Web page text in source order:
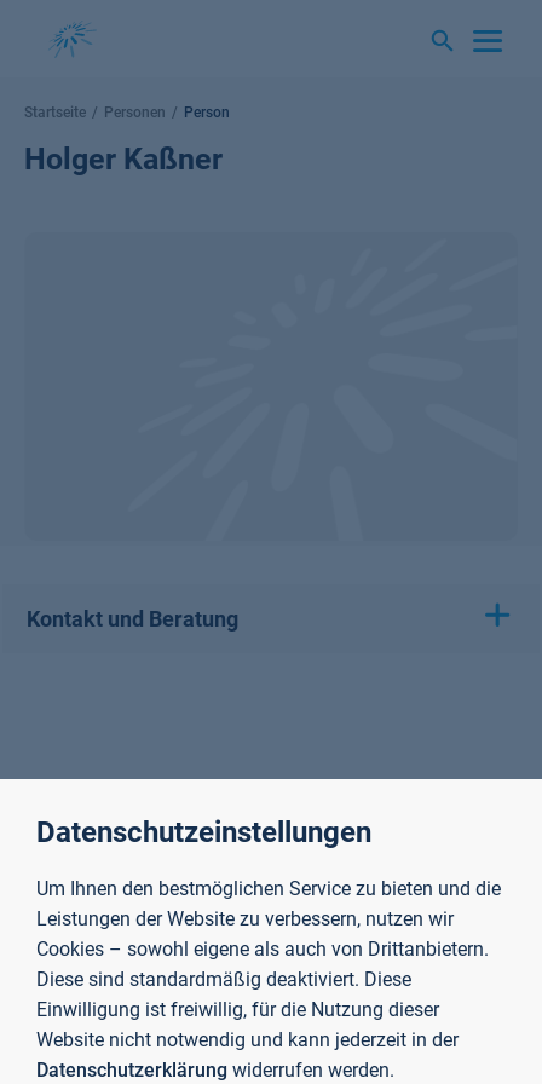
Startseite Personen Person
Holger Kaßner
Kontakt und Beratung
Datenschutzeinstellungen
Um Ihnen den bestmöglichen Service zu bieten und die
Leistungen der Website zu verbessern, nutzen wir
Cookies – sowohl eigene als auch von Drittanbietern.
Diese sind standardmäßig deaktiviert. Diese
Einwilligung ist freiwillig, für die Nutzung dieser
Website nicht notwendig und kann jederzeit in der
Datenschutzerklärung widerrufen werden.